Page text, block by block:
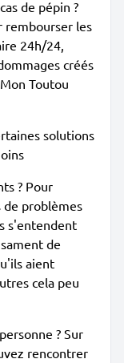
de pépin ?
rembourser les
24h/24,
créés
Toutou
solutions
? Pour
de problèmes
s'entendent
de
aient
cela peu
? Sur
rencontrer